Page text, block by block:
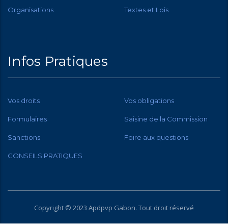
Organisations Textes et Lois
Infos Pratiques
Vos droits Vos obligations
Formulaires Saisine de la Commission
Sanctions Foire aux questions
CONSEILS PRATIQUES
Copyright © 2023 Apdpvp Gabon. Tout droit réservé